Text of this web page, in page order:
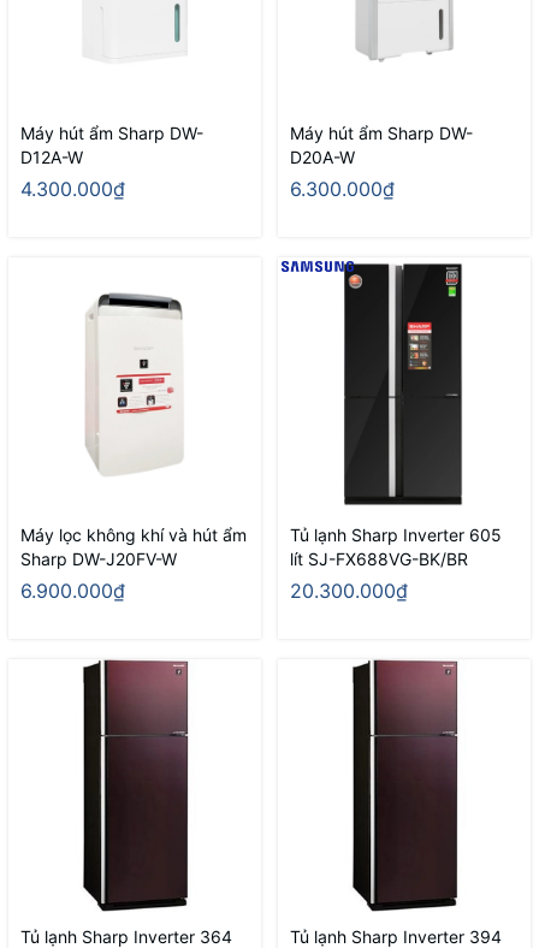
Máy hút ẩm Sharp DW-
D12A-W
4.300.000₫
Máy hút ẩm Sharp DW-
D20A-W
6.300.000₫
Máy lọc không khí và hút ẩm
Sharp DW-J20FV-W
6.900.000₫
Tủ lạnh Sharp Inverter 605
lít SJ-FX688VG-BK/BR
20.300.000₫
Tủ lạnh Sharp Inverter 364
Tủ lạnh Sharp Inverter 394